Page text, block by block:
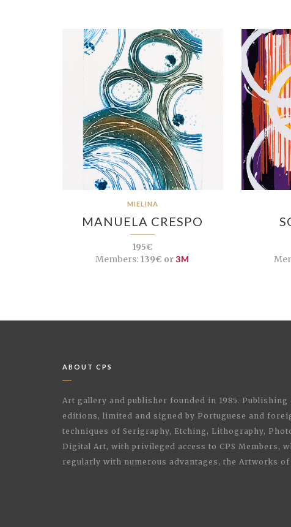
MIELINA
MANUELA CRESPO
195€
Members: 139€ or3M
ABOUT CPS
Art gallery and publisher founded in 1985.
editions, limited and signed by Portuguese and
techniques of Serigraphy, Etching, Lithography,
Digital Art, with privileged access to CPS Members,
regularly with numerous advantages, the Artworks